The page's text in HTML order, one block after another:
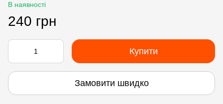
В наявності
240 грн
Купити
Замовити швидко